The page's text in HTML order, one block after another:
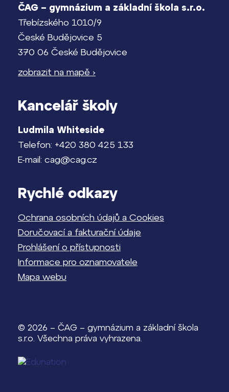
ČAG – gymnázium a základní škola s.r.o.
Třebízského 1010/9
České Budějovice 5
370 06 České Budějovice
zobrazit na mapě ›
Kancelář školy
Ludmila Whiteside
Telefon: +420 380 425 133
E-mail: cag@cag.cz
Rychlé odkazy
Ochrana osobních údajů a Cookies
Doručovací a fakturační údaje
Prohlášení o přístupnosti
Informace pro oznamovatele
Mapa webu
© 2026 – ČAG – gymnázium a základní škola
s.r.o. Všechna práva vyhrazena.